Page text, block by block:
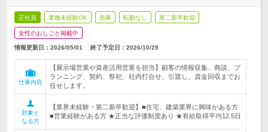
正社員 業種未経験OK 急募 転勤なし 第二新卒歓迎
女性のおしごと掲載中
情報更新日：2026/05/01 終了予定日： 2026/10/29
仕事内容
【展示場営業や資産活用営業を担当】顧客の情報収集、商談、プ
ランニング、契約、祭祀、社内打合せ、引渡し、資金回収までお
任せします。
対象と
なる方
【業界未経験・第二新卒歓迎】■住宅、建築業界に興味がある方
■営業経験がある方 ★正当な評価制度あり ★有給取得平均12.5日